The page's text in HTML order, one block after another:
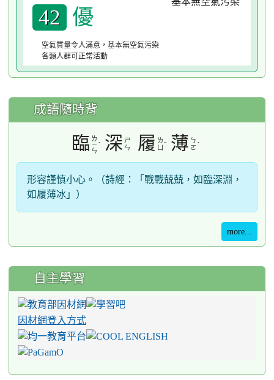
42 優
空氣質量令人滿意，基本無空氣污染
各類人群可正常活動
成語隨時背
臨 ㄌ
ㄧ
ㄣ
ˊ 深 ㄕ
ㄣ
履 ㄌ
ˇ 薄 ㄅ
ㄛˊ
形容謹慎小心。（詩經：「戰戰兢兢，如臨深淵，
如履薄冰」）
more...
自主學習
因材網登入方式